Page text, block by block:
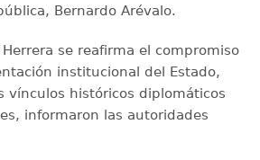
Bernardo Arévalo.
se reafirma el compromiso
institucional del Estado,
vínculos históricos diplomáticos
informaron las autoridades